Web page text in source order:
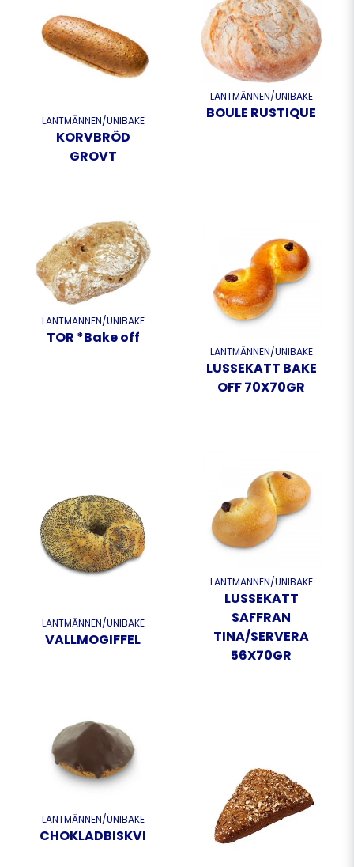
LANTMÄNNEN/UNIBAKE
KORVBRÖD
GROVT
LANTMÄNNEN/UNIBAKE
BOULE RUSTIQUE
LANTMÄNNEN/UNIBAKE
TOR *Bake off
LANTMÄNNEN/UNIBAKE
LUSSEKATT BAKE
OFF 70X70GR
LANTMÄNNEN/UNIBAKE
VALLMOGIFFEL
LANTMÄNNEN/UNIBAKE
LUSSEKATT
SAFFRAN
TINA/SERVERA
56X70GR
LANTMÄNNEN/UNIBAKE
CHOKLADBISKVI